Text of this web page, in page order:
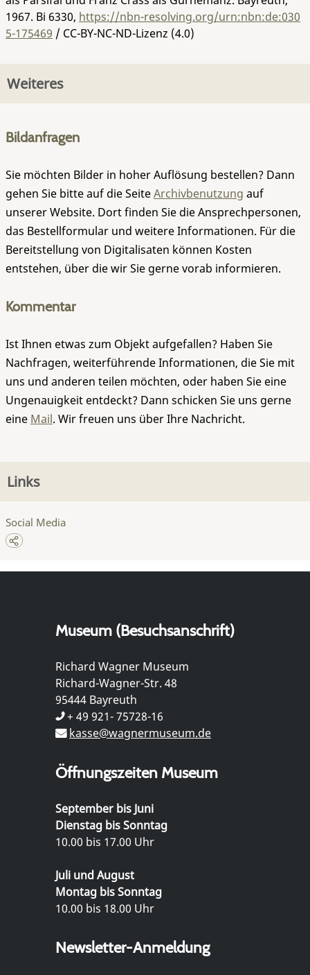
1967. Bi 6330, https://nbn-resolving.org/urn:nbn:de:030
5-175469 / CC-BY-NC-ND-Lizenz (4.0)
Weiteres
Bildanfragen
Sie möchten Bilder in hoher Auflösung bestellen? Dann
gehen Sie bitte auf die SeiteArchivbenutzung auf
unserer Website. Dort finden Sie die Ansprechpersonen,
das Bestellformular und weitere Informationen. Für die
Bereitstellung von Digitalisaten können Kosten
entstehen, über die wir Sie gerne vorab informieren.
Kommentar
Ist Ihnen etwas zum Objekt aufgefallen? Haben Sie
Nachfragen, weiterführende Informationen, die Sie mit
uns und anderen teilen möchten, oder haben Sie eine
Ungenauigkeit entdeckt? Dann schicken Sie uns gerne
eine Mail. Wir freuen uns über Ihre Nachricht.
Links
Social Media
Museum (Besuchsanschrift)
Richard Wagner Museum
Richard-Wagner-Str. 48
95444 Bayreuth
+ 49 921- 75728-16
kasse@wagnermuseum.de
Öffnungszeiten Museum
September bis Juni
Dienstag bis Sonntag
10.00 bis 17.00 Uhr
Juli und August
Montag bis Sonntag
10.00 bis 18.00 Uhr
Newsletter-Anmeldung